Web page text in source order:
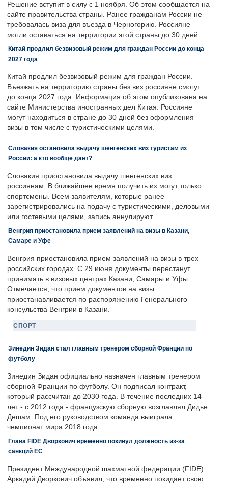
Решение вступит в силу с 1 ноября. Об этом сообщается на
сайте правительства страны. Ранее гражданам России не
требовалась виза для въезда в Черногорию. Россияне
могли оставаться на территории этой страны до 30 дней.
Китай продлил безвизовый режим для граждан России до конца
2027 года
Китай продлил безвизовый режим для граждан России.
Въезжать на территорию страны без виз россияне смогут
до конца 2027 года. Информация об этом опубликована на
сайте Министерства иностранных дел Китая. Россияне
могут находиться в стране до 30 дней без оформления
визы в том числе с туристическими целями.
Словакия остановила выдачу шенгенских виз туристам из
России: а кто вообще дает?
Словакия приостановила выдачу шенгенских виз
россиянам. В ближайшее время получить их могут только
спортсмены. Всем заявителям, которые ранее
зарегистрировались на подачу с туристическими, деловыми
или гостевыми целями, запись аннулируют.
Венгрия приостановила прием заявлений на визы в Казани,
Самаре и Уфе
Венгрия приостановила прием заявлений на визы в трех
российских городах. С 29 июня документы перестанут
принимать в визовых центрах Казани, Самары и Уфы.
Отмечается, что прием документов на визы
приостанавливается по распоряжению Генерального
консульства Венгрии в Казани.
СПОРТ
Зинедин Зидан стал главным тренером сборной Франции по
футболу
Зинедин Зидан официально назначен главным тренером
сборной Франции по футболу. Он подписал контракт,
который рассчитан до 2030 года. В течение последних 14
лет - с 2012 года - французскую сборную возглавлял Дидье
Дешам. Под его руководством команда выиграла
чемпионат мира 2018 года.
Глава FIDE Дворкович временно покинул должность из-за
санкций ЕС
Президент Международной шахматной федерации (FIDE)
Аркадий Дворкович объявил, что временно покидает свою